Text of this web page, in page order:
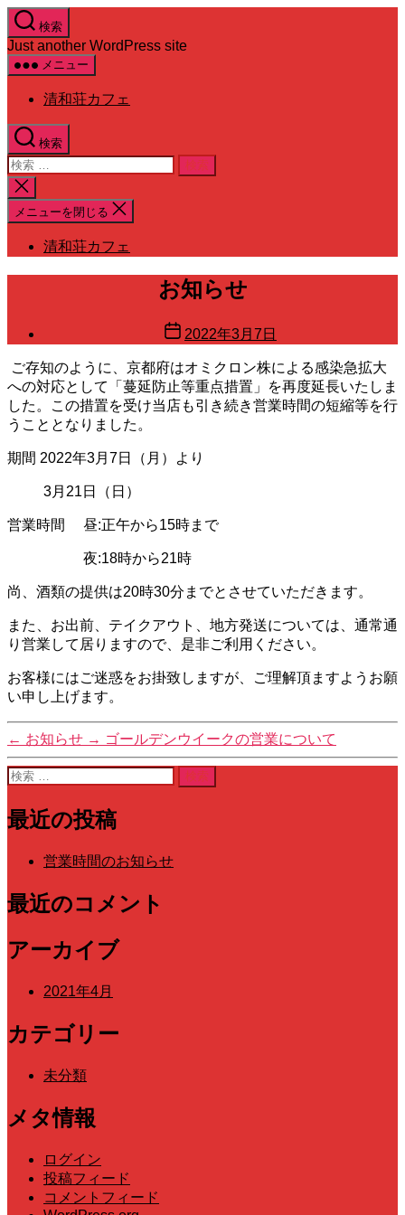
コ
ン
テ
ン
ス
キ
ッ
プ
検索
Just another WordPress site
メニュー
清和荘カフェ
検索
検
索
対
象:
検
索
を
メニューを閉じる
清和荘カフェ
お知らせ
投
稿
日
2022年3月7日
ご存知のように、京都府はオミクロン株による感染急拡大
への対応として「蔓延防止等重点措置」を再度延長いたしま
した。この措置を受け当店も引き続き営業時間の短縮等を行
うこととなりました。
期間 2022年3月 7日（月）より
3月 21 日（日）
営業時間 昼:正午から15時まで
夜:18時から21時
尚、酒類の提供は20時30分までとさせていただきます。
また、お出前、テイクアウト、地方発送については、通常通
り営業して居りますので、是非ご利用ください。
お客様にはご迷惑をお掛致しますが、ご理解頂ますようお願
い申し上げます。
← お知らせ → ゴールデンウイークの営業について
検
対
象:
最近の投稿
営業時間のお知らせ
最近のコメント
アーカイブ
2021年4月
カテゴリー
未分類
メタ情報
ログイン
投稿フィード
コメントフィード